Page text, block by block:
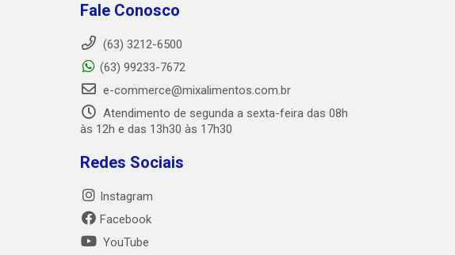
Fale Conosco
(63) 3212-6500
(63) 99233-7672
e-commerce@mixalimentos.com.br
Atendimento de segunda a sexta-feira das 08h
às 12h e das 13h30 às 17h30
Redes Sociais
Instagram
Facebook
YouTube